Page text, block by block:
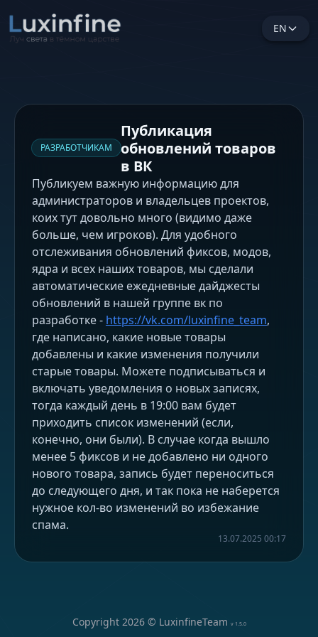
EN
РАЗРАБОТЧИКАМ
Публикация
обновлений товаров
в ВК
Публикуем важную информацию для
администраторов и владельцев проектов,
коих тут довольно много (видимо даже
больше, чем игроков). Для удобного
отслеживания обновлений фиксов, модов,
ядра и всех наших товаров, мы сделали
автоматические ежедневные дайджесты
обновлений в нашей группе вк по
разработке - https://vk.com/luxinfine_team,
где написано, какие новые товары
добавлены и какие изменения получили
старые товары. Можете подписываться и
включать уведомления о новых записях,
тогда каждый день в 19:00 вам будет
приходить список изменений (если,
конечно, они были). В случае когда вышло
менее 5 фиксов и не добавлено ни одного
нового товара, запись будет переноситься
до следующего дня, и так пока не наберется
нужное кол-во изменений во избежание
спама.
13.07.2025 00:17
Copyright 2026© LuxinfineTeam v 1.5.0